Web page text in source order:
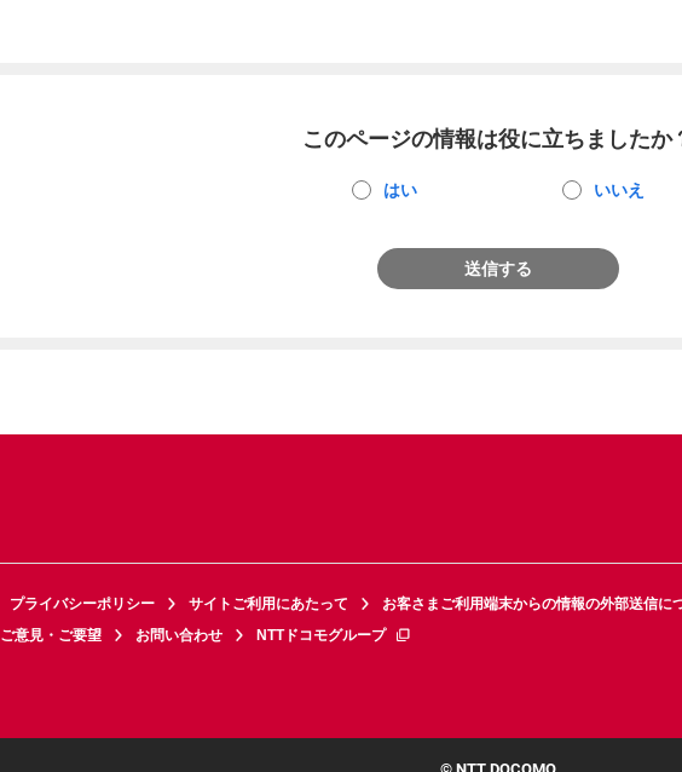
このページの情報は役に立ちましたか
はい いいえ
送信する
プライバシーポリシー サイトご利用にあたって お客さまご利用端末からの情報の外部送信に
ご意見・ご要望 お問い合わせ NTTドコモグループ